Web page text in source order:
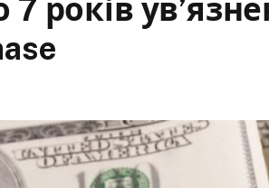
7 років